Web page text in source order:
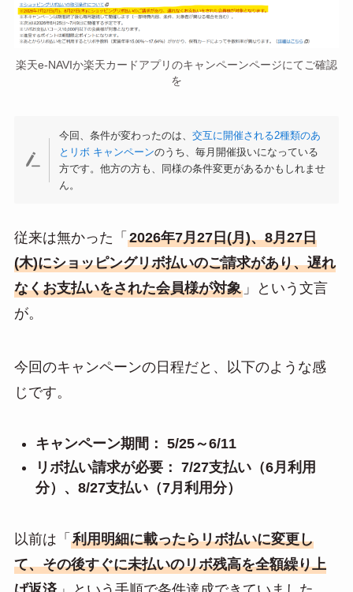
楽天e-NAVIか楽天カードアプリのキャンペーンページにてご確認
を
今回、条件が変わったのは、交互に開催される2種類のあ
とリボ キャンペーンのうち、毎月開催扱いになっている
方です。他方の方も、同様の条件変更があるかもしれませ
ん。
従来は無かった「 2026年7月27日(月)、8月27日
(木)にショッピングリボ払いのご請求があり、遅れ
なくお支払いをされた会員様が対象」という文言
が。
今回のキャンペーンの日程だと、以下のような感
じです。
キャンペーン期間： 5/25～6/11
リボ払い請求が必要： 7/27支払い（6月利用
分）、8/27支払い（7月利用分）
以前は「 利用明細に載ったらリボ払いに変更し
て、その後すぐに未払いのリボ残高を全額繰り上